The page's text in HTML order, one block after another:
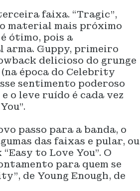
faixa. “Tragic”,
o material mais próximo
ótimo, pois a
arma. Guppy, primeiro
delicioso do grunge
(na época do Celebrity
sentimento poderoso
o leve ruído é cada vez
passo para a banda, o
das faixas e pular, ou
to Love You”. O
para quem se
de Young Enough, de